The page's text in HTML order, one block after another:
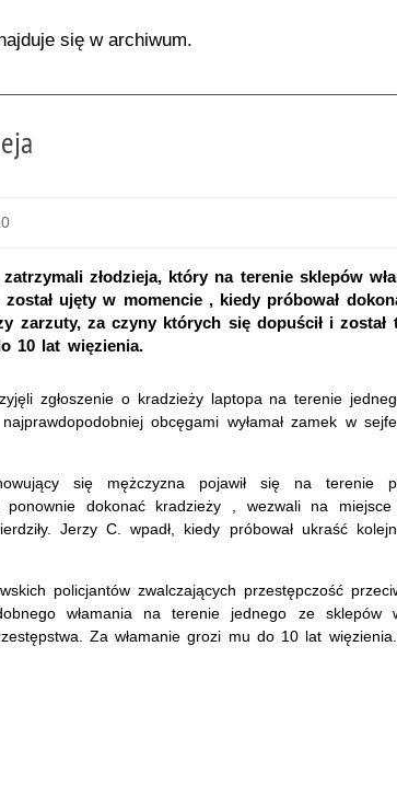
się w archiwum.
złodzieja, który na terenie sklepów
został ujęty w momencie , kiedy próbował
zarzuty, za czyny których się dopuścił i
10 lat więzienia.
zgłoszenie o kradzieży laptopa na terenie
obcęgami wyłamał zamek w
się mężczyzna pojawił się na terenie
ponownie dokonać kradzieży , wezwali na miejsce
Jerzy C. wpadł, kiedy próbował ukraść
policjantów zwalczających przestępczość
włamania na terenie jednego ze sklepów
Za włamanie grozi mu do 10 lat więzienia.